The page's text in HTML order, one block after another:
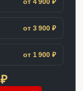
от 3 900 ₽
от 1 900 ₽
₽